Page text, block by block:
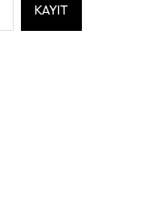
KAYIT